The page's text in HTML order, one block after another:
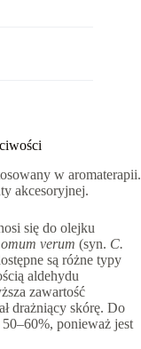
w aromaterapii.
akcesoryjnej.
się do olejku
verum (syn. C.
są różne typy
aldehydu
zawartość
drażniący skórę. Do
ponieważ jest